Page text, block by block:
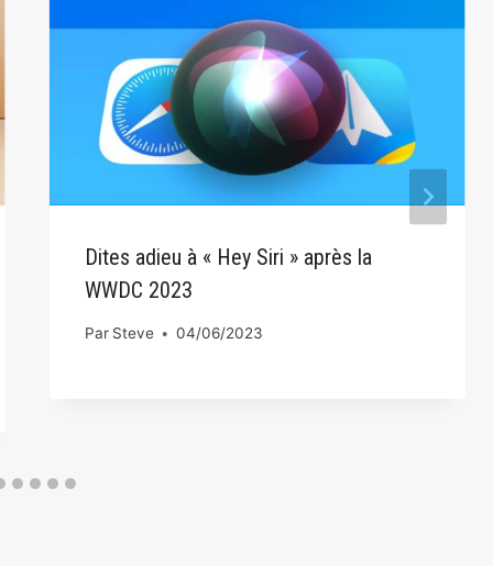
Dites adieu à « Hey Siri » après la
WWDC 2023
Par Steve 04/06/2023